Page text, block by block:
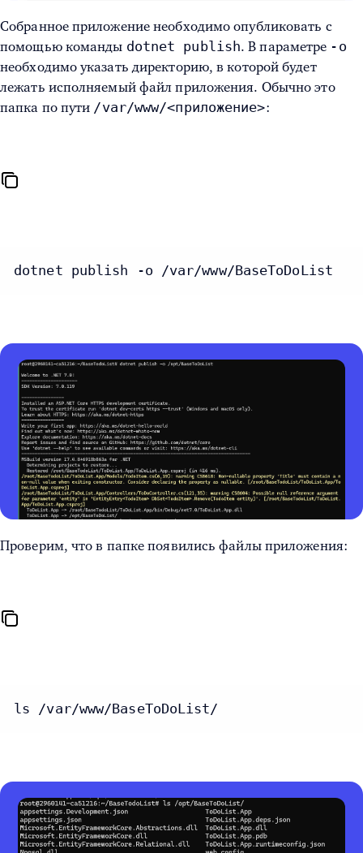
Собранное приложение необходимо опубликовать с
помощью команды dotnet publish. В параметре -o
необходимо указать директорию, в которой будет
лежать исполняемый файл приложения. Обычно это
папка по пути /var/www/<приложение>:
dotnet publish -o /var/www/BaseToDoList
Проверим, что в папке появились файлы приложения:
ls /var/www/BaseToDoList/